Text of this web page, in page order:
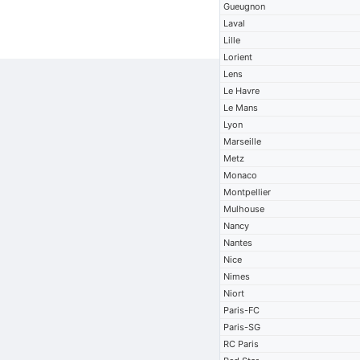
Gueugnon
Laval
Lille
Lorient
Lens
Le Havre
Le Mans
Lyon
Marseille
Metz
Monaco
Montpellier
Mulhouse
Nancy
Nantes
Nice
Nimes
Niort
Paris-FC
Paris-SG
RC Paris